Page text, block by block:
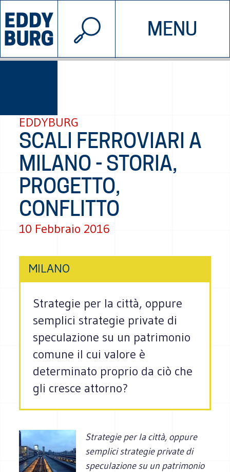
MENU
INIZIATIVE CHI SIAMO
© 2026 EDDYBURG
EDDYBURG
SCALI FERROVIARI A
MILANO - STORIA,
PROGETTO,
CONFLITTO
10 Febbraio 2016
MILANO
Strategie per la città, oppure
semplici strategie private di
speculazione su un patrimonio
comune il cui valore è
determinato proprio da ciò che
gli cresce attorno?
Strategie per la città, oppure
semplici strategie private di
speculazione su un patrimonio